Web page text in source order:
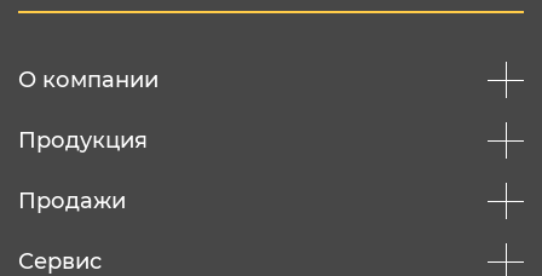
О компании
Продукция
Продажи
Сервис